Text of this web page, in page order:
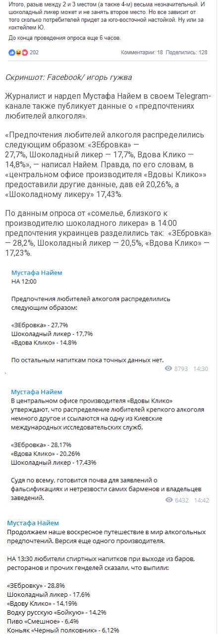
Скриншот: Facebook/ игорь гужва
Журналист и нардеп Мустафа Найем в своем Telegram-
канале также публикует данные о «предпочтениях
любителей алкоголя».
«Предпочтения любителей алкоголя распределились
следующим образом: «ЗЕбровка» —
27,7%, Шоколадный ликер — 17,7%, Вдова Клико —
14,8%», — написал Найем. Правда, по его словам, в
«центральном офисе производителя «Вдовы Клико»»
предоставили другие данные, дав ей 20,26%, а
«Шоколадному ликеру» 17,43%.
По данным опроса от «сомелье, близкого к
производителю шоколадного ликера» в 14:00
предпочтения украинцев разделились так: «ЗЕбровка»
— 28,2%, Шоколадный ликер — 20,5%, «Вдова Клико» —
17,23%.